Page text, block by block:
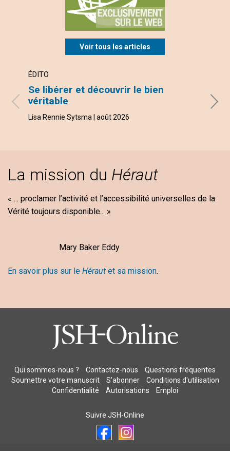
Voir tous les articles
ÉDITO
Se libérer et découvrir le bien
véritable
Lisa Rennie Sytsma | août 2026
La mission du Héraut
« ... proclamer l’activité et l’accessibilité universelles de la
Vérité toujours disponible... »
Mary Baker Eddy
En savoir plus sur le Héraut et sa mission.
Qui sommes-nous ? Contactez-nous
Questions fréquentes
Soumettre votre manuscrit
S’abonner
Conditions d'utilisation
Confidentialité
Autorisations Emploi
Suivre JSH-Online